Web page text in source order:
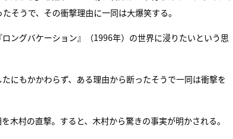
そうで、その衝撃理由に一同は大爆笑する。
ングバケーション』（1996年）の世界に浸りたいという思
にもかかわらず、ある理由から断ったそうで一同は衝撃を
木村の直撃。すると、木村から驚きの事実が明かされる。